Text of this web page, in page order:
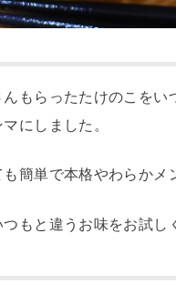
んもらったたけのこをい
にしました。
も簡単で本格やわらか
つもと違うお味をお試し